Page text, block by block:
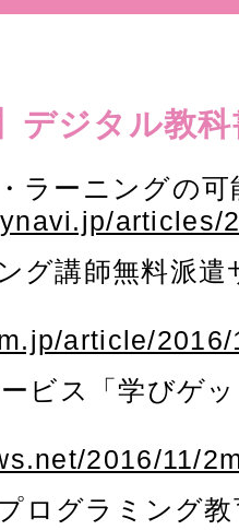
デジタル教
ラーニングの
articles/
グ講師無料派
article/
ビス「学びゲ
2016/11/
ログラミング